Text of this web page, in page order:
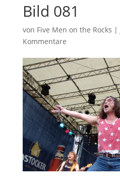
Bild 081
von Five Men on the Rocks |
Kommentare